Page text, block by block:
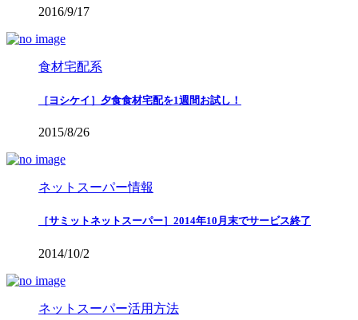
2016/9/17
食材宅配系
［ヨシケイ］夕食食材宅配を1週間お試し！
2015/8/26
ネットスーパー情報
［サミットネットスーパー］2014年10月末でサービス終了
2014/10/2
ネットスーパー活用方法